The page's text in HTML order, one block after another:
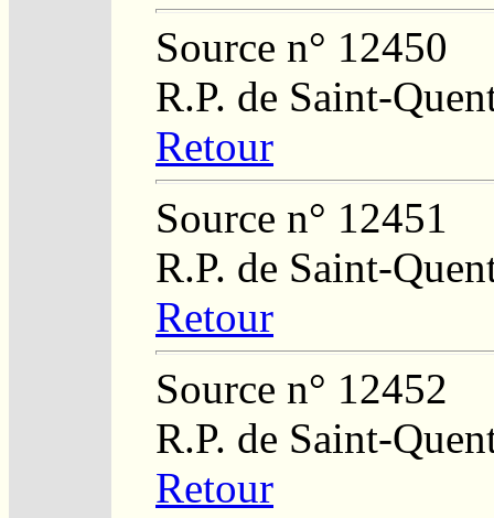
Source n° 12450
R.P. de Saint-
Retour
Source n° 12451
R.P. de Saint-
Retour
Source n° 12452
R.P. de Saint-
Retour